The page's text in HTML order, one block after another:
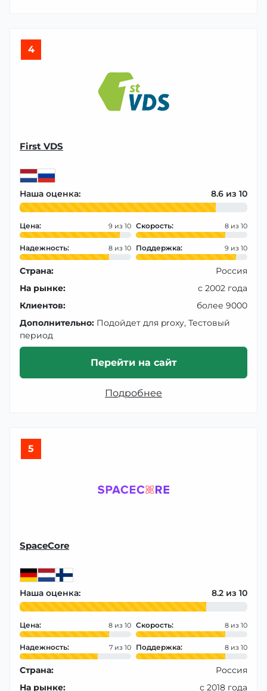
4
First VDS
Наша оценка: 8.6
Цена: 9 Скорость: 8
Надежность: 8 Поддержка: 9
Страна:
Россия
На рынке:
с 2002 года
Клиентов:
более 9000
Дополнительно: Подойдет для proxy, Тестовый
период
Перейти на сайт
Подробнее
5
SpaceCore
Наша оценка: 8.2
Цена: 8 Скорость: 8
Надежность: 7 Поддержка: 8
Страна:
Россия
На рынке:
с 2018 года